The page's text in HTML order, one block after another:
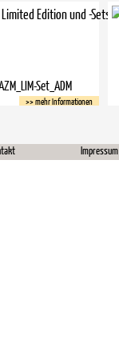
Set_ADM
>> mehr Informationen
Impressum